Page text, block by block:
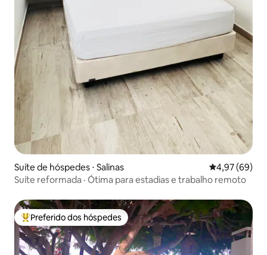
Suíte de hóspedes ⋅ Salinas 4,97 de uma
4,97 (69)
Suíte reformada · Ótima para estadias e trabalho remoto
Entre os melhores preferidos dos hóspedes
Preferido dos hóspedes